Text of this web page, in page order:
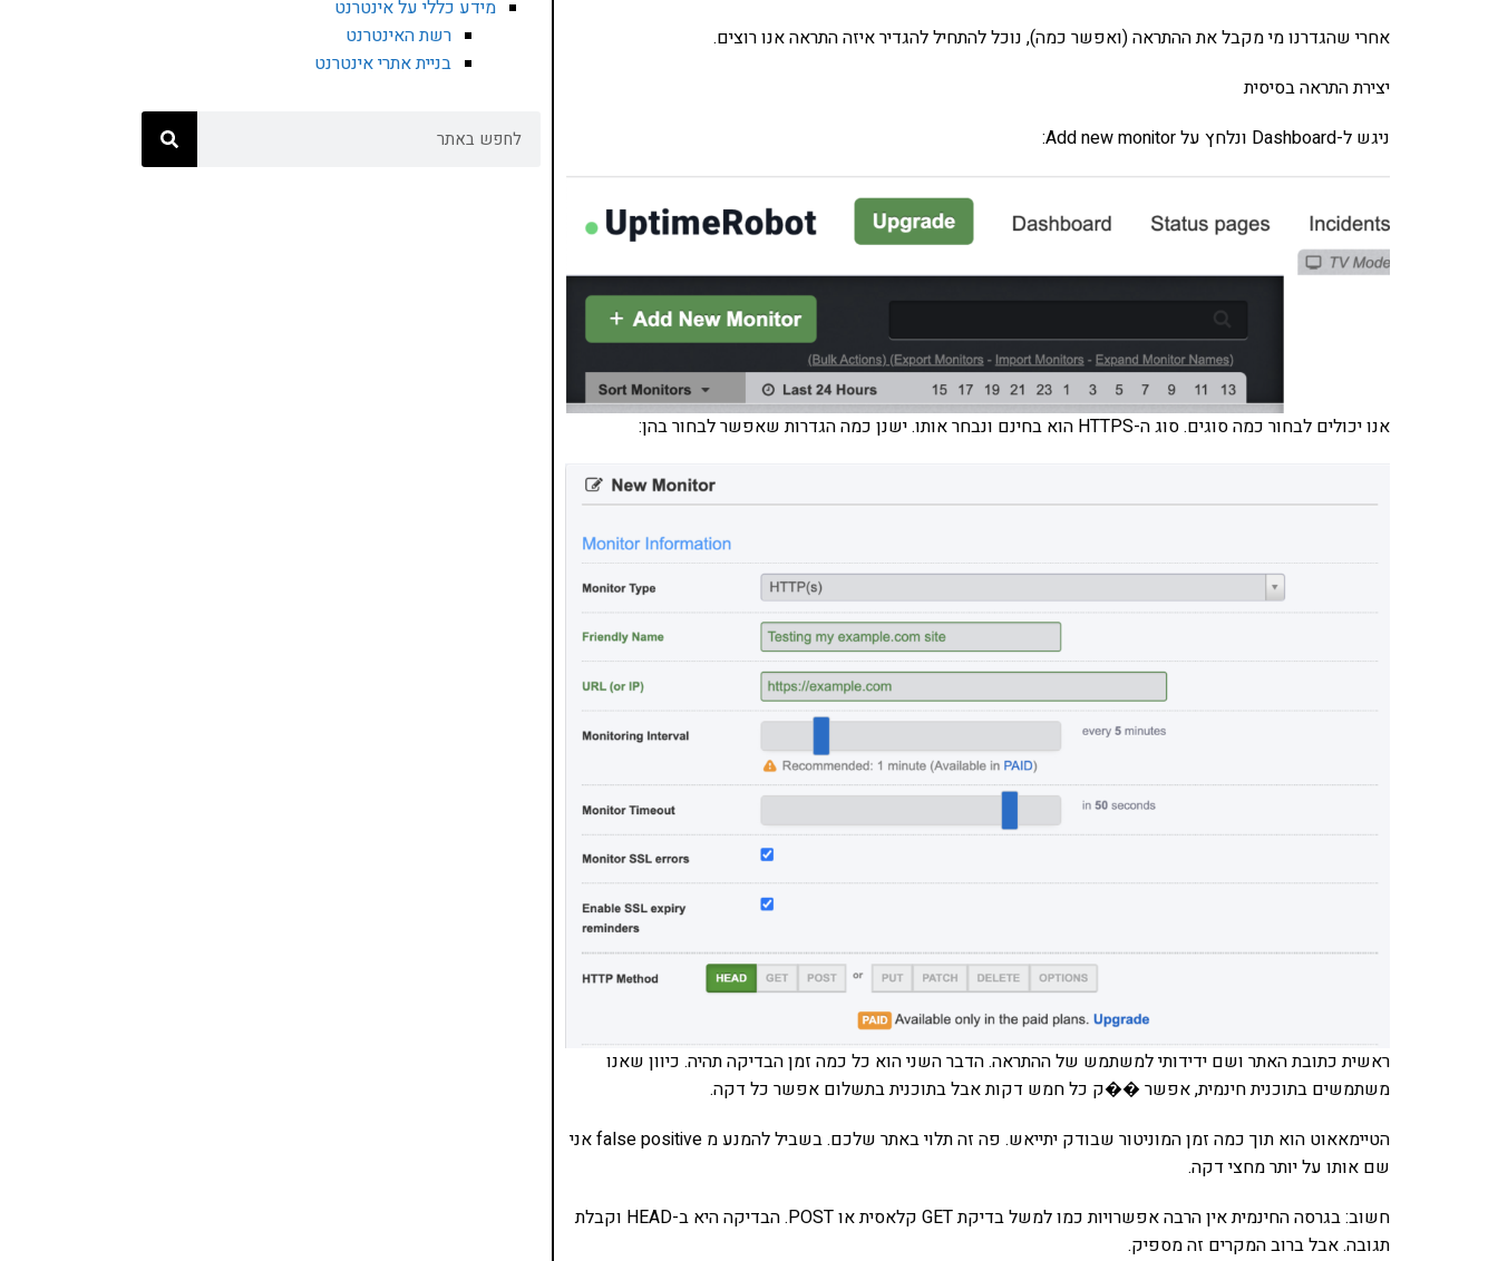
אחרי שהגדרנו מי מקבל את ההתראה (ואפשר כמה), נוכל להתחיל להגדיר איזה התראה אנו רוצים.
יצירת התראה בסיסית
ניגש ל-Dashboard ונלחץ על Add new monitor:
אנו יכולים לבחור כמה סוגים. סוג ה-HTTPS הוא בחינם ונבחר אותו. ישנן כמה הגדרות שאפשר לבחור בהן:
ראשית כתובת האתר ושם ידידותי למשתמש של ההתראה. הדבר השני הוא כל כמה זמן הבדיקה תהיה. כיוון שאנו
משתמשים בתוכנית חינמית, אפשר ��ק כל חמש דקות אבל בתוכנית בתשלום אפשר כל דקה.
הטיימאאוט הוא תוך כמה זמן המוניטור שבודק יתייאש. פה זה תלוי באתר שלכם. בשביל להמנע מ false positive אני
שם אותו על יותר מחצי דקה.
חשוב: בגרסה החינמית אין הרבה אפשרויות כמו למשל בדיקת GET קלאסית או POST. הבדיקה היא ב-HEAD וקבלת
תגובה. אבל ברוב המקרים זה מספיק.
מידע כללי על אינטרנט
רשת האינטרנט
בניית אתרי אינטרנט